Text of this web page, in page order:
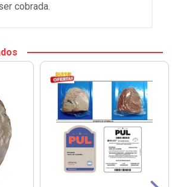
cobrada.